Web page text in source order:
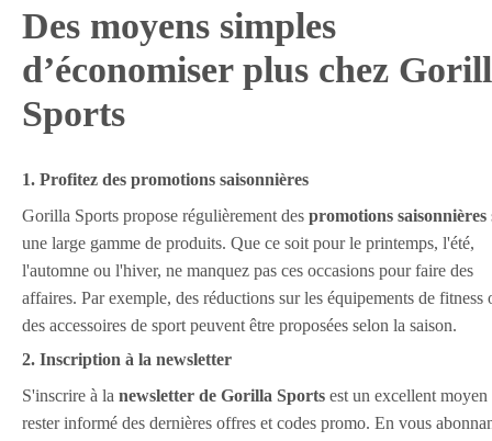
Des moyens simples
d’économiser plus chez
Sports
1. Profitez des promotions saisonnières
Gorilla Sports propose régulièrement des promotions saisonnières
une large gamme de produits. Que ce soit pour le printemps, l'été,
l'automne ou l'hiver, ne manquez pas ces occasions pour faire des
affaires. Par exemple, des réductions sur les équipements de fitness
des accessoires de sport peuvent être proposées selon la saison.
2. Inscription à la newsletter
S'inscrire à la newsletter de Gorilla Sports est un excellent moyen
rester informé des dernières offres et codes promo. En vous